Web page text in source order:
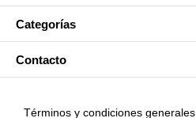
Categorías
Contacto
Términos y condiciones generales